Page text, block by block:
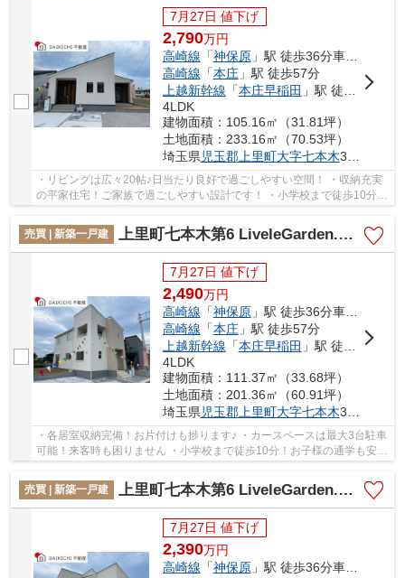
7月27日 値下げ
2,790万円
高崎線 「神保原」駅 徒歩36分車7分
高崎線 「本庄」駅 徒歩57分
上越新幹線 「本庄早稲田 」駅 徒歩55分
4LDK
建物面積：105.16㎡（31.81坪）
土地面積：233.16㎡（70.53坪）
埼玉県児玉郡上里町大字七本木3155-1
・リビングは広々20帖♪日当たり良好で過ごしやすい空間！ ・収納充実
の平家住宅！ご家族で過ごしやすい設計です！ ・小学校まで徒歩10分！
売買 | 新築一戸建
上里町七本木第6 LiveleGarden.s 新築戸建 全8棟 3号棟
7月27日 値下げ
2,490万円
高崎線 「神保原」駅 徒歩36分車7分
高崎線 「本庄」駅 徒歩57分
上越新幹線 「本庄早稲田 」駅 徒歩55分
4LDK
建物面積：111.37㎡（33.68坪）
土地面積：201.36㎡（60.91坪）
埼玉県児玉郡上里町大字七本木3155-1
・各居室収納完備！お片付けも捗ります♪ ・カースペースは最大3台駐車
可能！来客時も困りません ・小学校まで徒歩10分！お子様の通学も安心
売買 | 新築一戸建
上里町七本木第6 LiveleGarden.s 新築戸建 全8棟 1号棟
7月27日 値下げ
2,390万円
高崎線 「神保原」駅 徒歩36分車7分